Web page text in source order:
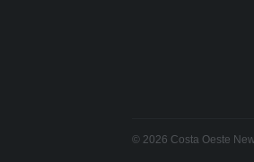
© 2026 Costa Oeste